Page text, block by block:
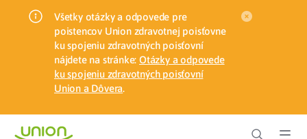
Všetky otázky a odpovede pre
poistencov Union zdravotnej poisťovne
ku spojeniu zdravotných poisťovní
nájdete na stránke: Otázky a odpovede
ku spojeniu zdravotných poisťovní
Union a Dôvera.